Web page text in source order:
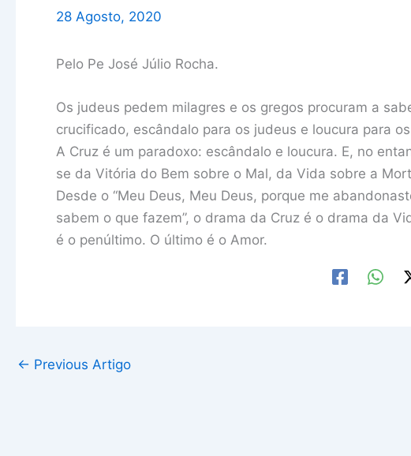
28 Agosto, 2020
Pelo Pe José Júlio Rocha.
Os judeus pedem milagres e os gregos procuram a
crucificado, escândalo para os judeus e loucura para
A Cruz é um paradoxo: escândalo e loucura. E, no
se da Vitória do Bem sobre o Mal, da Vida sobre a
Desde o “Meu Deus, Meu Deus, porque me
sabem o que fazem”, o drama da Cruz é o drama da
é o penúltimo. O último é o Amor.
← Previous Artigo